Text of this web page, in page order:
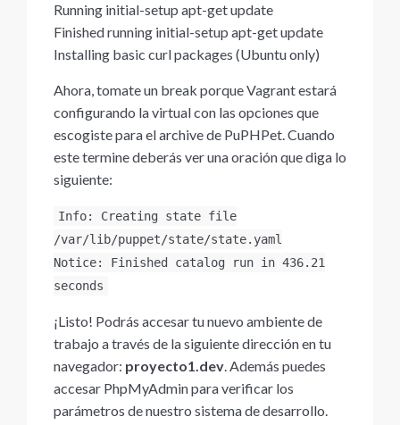
Running initial-setup apt-get update
Finished running initial-setup apt-get update
Installing basic curl packages (Ubuntu only)
Ahora, tomate un break porque Vagrant estará
configurando la virtual con las opciones que
escogiste para el archive de PuPHPet. Cuando
este termine deberás ver una oración que diga lo
siguiente:
Info: Creating state file
/var/lib/puppet/state/state.yaml
Notice: Finished catalog run in 436.21
seconds
¡Listo! Podrás accesar tu nuevo ambiente de
trabajo a través de la siguiente dirección en tu
navegador: proyecto1.dev. Además puedes
accesar PhpMyAdmin para verificar los
parámetros de nuestro sistema de desarrollo.